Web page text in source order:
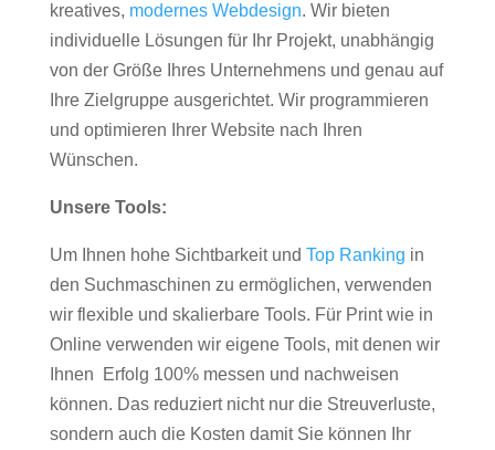
kreatives, modernes Webdesign. Wir bieten
individuelle Lösungen für Ihr Projekt, unabhängig
von der Größe Ihres Unternehmens und genau auf
Ihre Zielgruppe ausgerichtet. Wir programmieren
und optimieren Ihrer Website nach Ihren
Wünschen.
Unsere Tools:
Um Ihnen hohe Sichtbarkeit und Top Ranking in
den Suchmaschinen zu ermöglichen, verwenden
wir flexible und skalierbare Tools. Für Print wie in
Online verwenden wir eigene Tools, mit denen wir
Ihnen Erfolg 100% messen und nachweisen
können. Das reduziert nicht nur die Streuverluste,
sondern auch die Kosten damit Sie können Ihr